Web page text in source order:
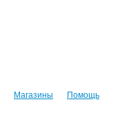
Магазины Помощь